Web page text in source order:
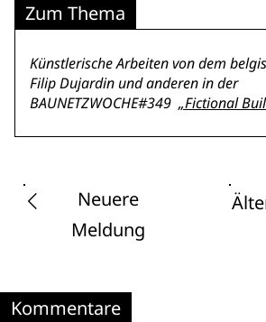
Zum Thema
Künstlerische Arbeiten von dem
Filip Dujardin und anderen in der
BAUNETZWOCHE#349 „Fictional
Neuere
Meldung
Kommentare